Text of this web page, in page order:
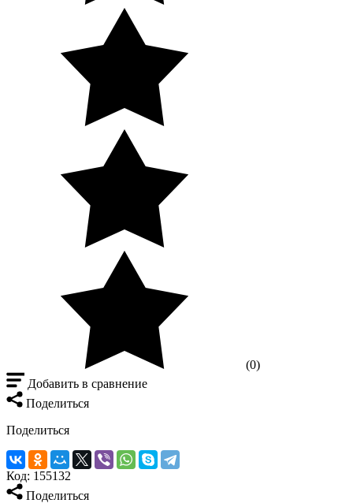
(0)
Добавить в сравнение
Поделиться
Поделиться
Код: 155132
Поделиться